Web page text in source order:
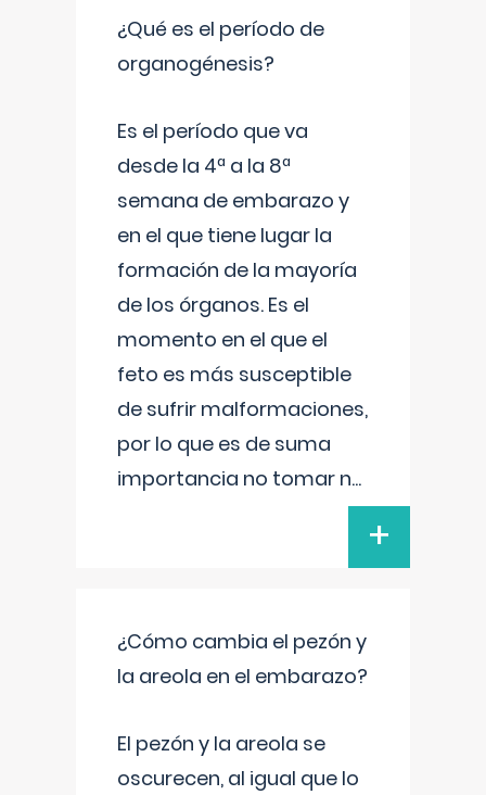
¿Qué es el período de
organogénesis?
Es el período que va
desde la 4ª a la 8ª
semana de embarazo y
en el que tiene lugar la
formación de la mayoría
de los órganos. Es el
momento en el que el
feto es más susceptible
de sufrir malformaciones,
por lo que es de suma
importancia no tomar n...
+
¿Cómo cambia el pezón y
la areola en el embarazo?
El pezón y la areola se
oscurecen, al igual que lo